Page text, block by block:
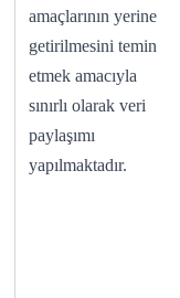
amaçlarının yerine
getirilmesini temin
etmek amacıyla
sınırlı olarak veri
paylaşımı
yapılmaktadır.